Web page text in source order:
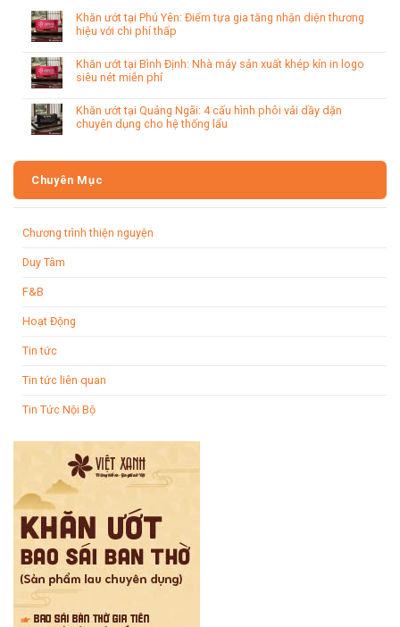
Khăn ướt tại Phú Yên: Điểm tựa gia tăng nhận diện thương
hiệu với chi phí thấp
Khăn ướt tại Bình Định: Nhà máy sản xuất khép kín in logo
siêu nét miễn phí
Khăn ướt tại Quảng Ngãi: 4 cấu hình phôi vải dầy dặn
chuyên dụng cho hệ thống lẩu
Chuyên Mục
Chương trình thiện nguyện
Duy Tâm
F&B
Hoạt Động
Tin tức
Tin tức liên quan
Tin Tức Nội Bộ